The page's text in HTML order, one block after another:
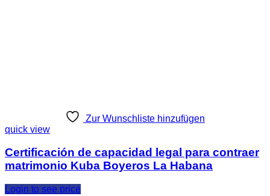
Zur Wunschliste hinzufügen
quick view
Certificación de capacidad legal para contraer
matrimonio Kuba Boyeros La Habana
Login to see price